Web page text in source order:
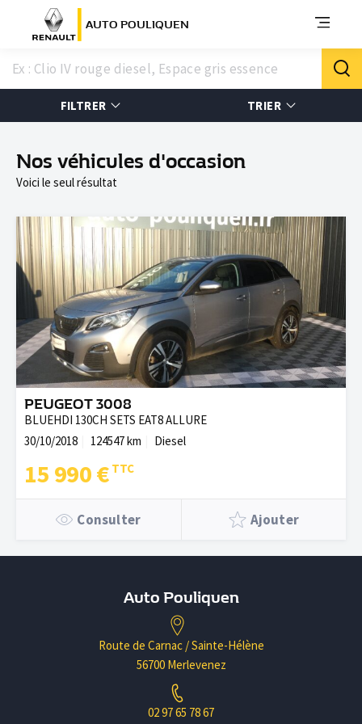
AUTO POULIQUEN
FILTRER TRIER
Nos véhicules d'occasion
Voici le seul résultat
PEUGEOT 3008
BLUEHDI 130CH SETS EAT8 ALLURE
30/10/2018
124547 km Diesel
15 990 €
Consulter Ajouter
Auto Pouliquen
Route de Carnac / Sainte-Hélène
56700 Merlevenez
02 97 65 78 67